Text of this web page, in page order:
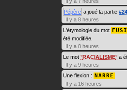
Pépère a joué la partie
Il y a 8 heures
L'étymologie du mot
été modifiée.
Il y a 8 heures
Le mot RACIALISME a
Il y a 9 heures
Une flexion : NARRE
Il y a 16 heures